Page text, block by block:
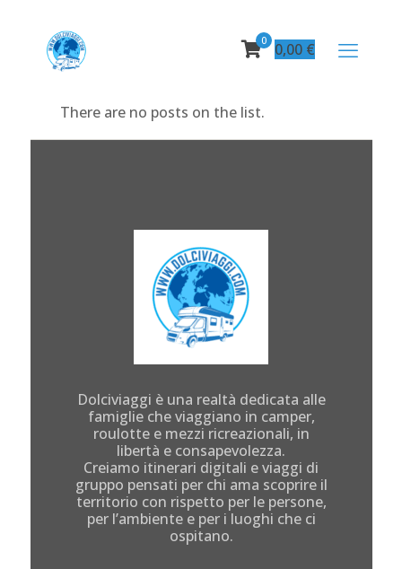
0 0,00 €
There are no posts on the list.
Dolciviaggi è una realtà dedicata alle
famiglie che viaggiano in camper,
roulotte e mezzi ricreazionali, in
libertà e consapevolezza.
Creiamo itinerari digitali e viaggi di
gruppo pensati per chi ama scoprire il
territorio con rispetto per le persone,
per l’ambiente e per i luoghi che ci
ospitano.